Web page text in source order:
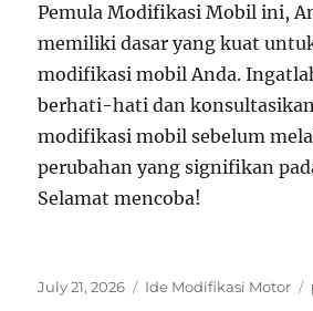
Pemula Modifikasi Mobil ini,
memiliki dasar yang kuat
modifikasi mobil Anda.
berhati-hati dan
modifikasi mobil sebelum
perubahan yang signifikan
Selamat mencoba!
Posted
July 21, 2026 Categories
Ide Modifikasi Motor